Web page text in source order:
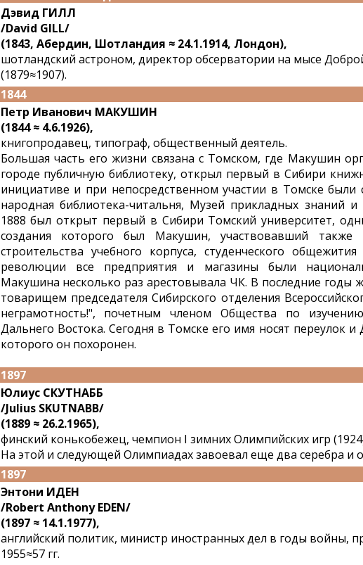
Дэвид ГИЛЛ
/David GILL/
(1843, Абердин, Шотландия ≈ 24.1.1914, Лондон),
шотландский астроном, директор обсерватории на мысе
(1879≈1907).
1844
Петр Иванович МАКУШИН
(1844 ≈ 4.6.1926),
книгопродавец, типограф, общественный деятель.
Большая часть его жизни связана с Томском, где Макушин
городе публичную библиотеку, открыл первый в Сибири
инициативе и при непосредственном участии в Томске были
народная библиотека-читальня, Музей прикладных знаний
1888 был открыт первый в Сибири Томский университет,
создания которого был Макушин, участвовавший также
строительства учебного корпуса, студенческого
революции все предприятия и магазины были
Макушина несколько раз арестовывала ЧК. В последние годы
товарищем председателя Сибирского отделения
неграмотность!", почетным членом Общества по
Дальнего Востока. Сегодня в Томске его имя носят переулок
которого он похоронен.
1897
Юлиус СКУТНАББ
/Julius SKUTNABB/
(1889 ≈ 26.2.1965),
финский конькобежец, чемпион I зимних Олимпийских игр
На этой и следующей Олимпиадах завоевал еще два серебра и
1897
Энтони ИДЕН
/Robert Anthony EDEN/
(1897 ≈ 14.1.1977),
английский политик, министр иностранных дел в годы войны,
1955≈57 гг.